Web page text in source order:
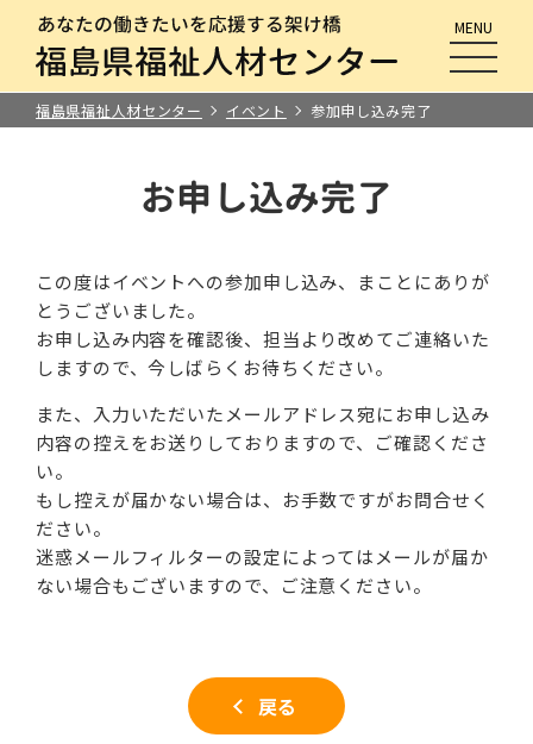
MENU
メニ
福島県福祉人材センター イベント 参加申し込み完了
お申し込み完了
この度はイベントへの参加申し込み、まことにありが
とうございました。
お申し込み内容を確認後、担当より改めてご連絡いた
しますので、今しばらくお待ちください。
また、入力いただいたメールアドレス宛にお申し込み
内容の控えをお送りしておりますので、ご確認くださ
い。
もし控えが届かない場合は、お手数ですがお問合せく
ださい。
迷惑メールフィルターの設定によってはメールが届か
ない場合もございますので、ご注意ください。
戻る